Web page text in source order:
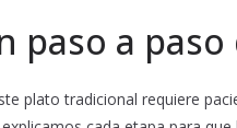
paso a
plato tradicional requiere